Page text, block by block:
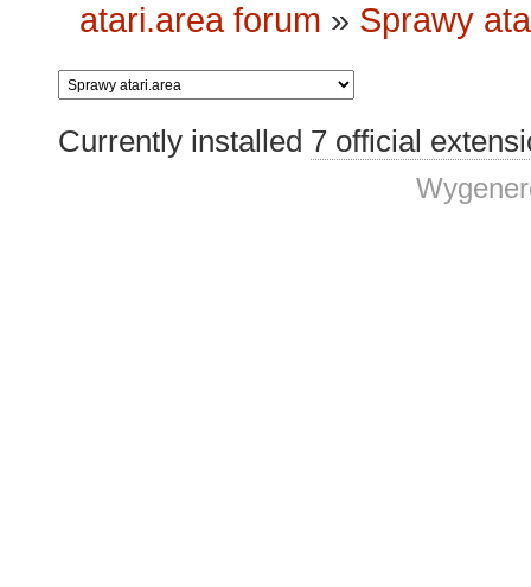
atari.area forum » Sprawy
Currently installed 7 official